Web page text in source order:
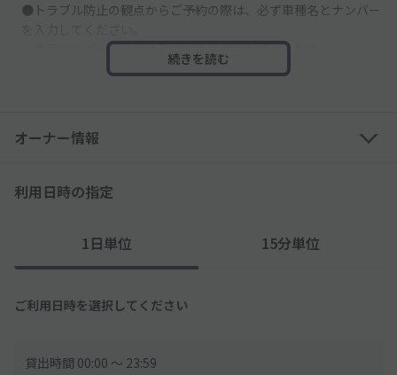
●トラブル防止の観点からご予約の際は、必ず車種名とナンバー
※車両ナンバーに未定と入力することはお控えください。
※車両ナンバーが確定してからご予約をお願いいたします。
●歩道にはみ出して駐車しないように十分ご注意下さい。
続きを読む
オーナー情報
利用日時の指定
1日単位 15分単位
ご利用日時を選択してください
貸出時間 00:00 〜 23:59